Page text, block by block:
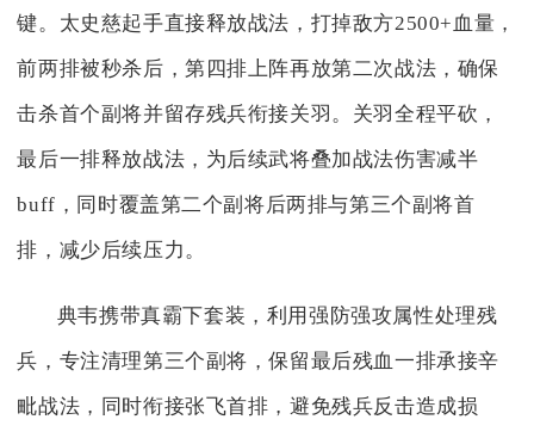
键。太史慈起手直接释放战法，打掉敌方2500+血量，
前两排被秒杀后，第四排上阵再放第二次战法，确保
击杀首个副将并留存残兵衔接关羽。关羽全程平砍，
最后一排释放战法，为后续武将叠加战法伤害减半
buff，同时覆盖第二个副将后两排与第三个副将首
排，减少后续压力。
典韦携带真霸下套装，利用强防强攻属性处理残
兵，专注清理第三个副将，保留最后残血一排承接辛
毗战法，同时衔接张飞首排，避免残兵反击造成损